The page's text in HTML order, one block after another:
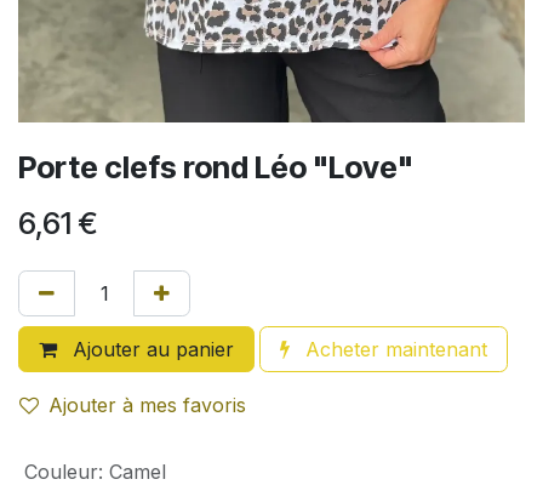
Porte clefs rond Léo "Love"
6,61 €
Ajouter au panier Acheter maintenant
Ajouter à mes favoris
Couleur: Camel